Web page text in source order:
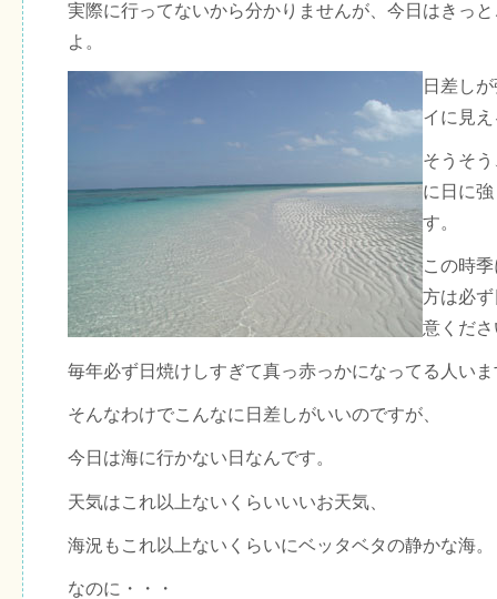
実際に行ってないから分かりませんが、今日はきっ
よ。
日差し
イに見
そうそ
に日に
す。
この時
方は必
意くだ
毎年必ず日焼けしすぎて真っ赤っかになってる人い
そんなわけでこんなに日差しがいいのですが、
今日は海に行かない日なんです。
天気はこれ以上ないくらいいいお天気、
海況もこれ以上ないくらいにベッタベタの静かな海。
なのに・・・